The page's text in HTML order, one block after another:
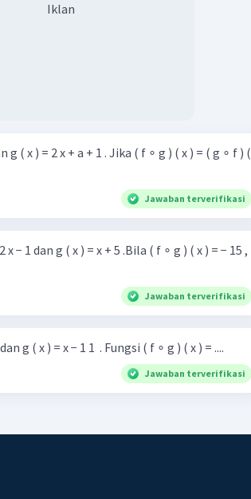
Iklan
g ( x ) = 2 x + a + 1 . Jika ( f ∘ g ) ( x ) = ( g ∘ f ) (
Jawaban terverifikasi
− 1 dan g ( x ) = x + 5 .Bila ( f ∘ g ) ( x ) = − 15 ,
Jawaban terverifikasi
g ( x ) = x − 1 1 ​ . Fungsi ( f ∘ g ) ( x ) = ....
Jawaban terverifikasi